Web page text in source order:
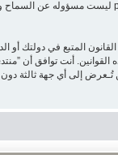
المتبع في دولتك
أنت توافق أن